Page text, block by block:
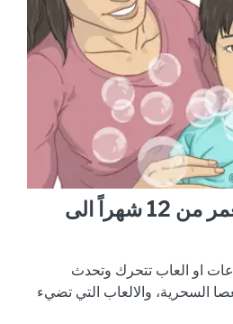
الاطفال الصغار بعمر من 12 شهراً الى
او العاب تتحرك وتحدث
السحرية، والالعاب التي تضيء